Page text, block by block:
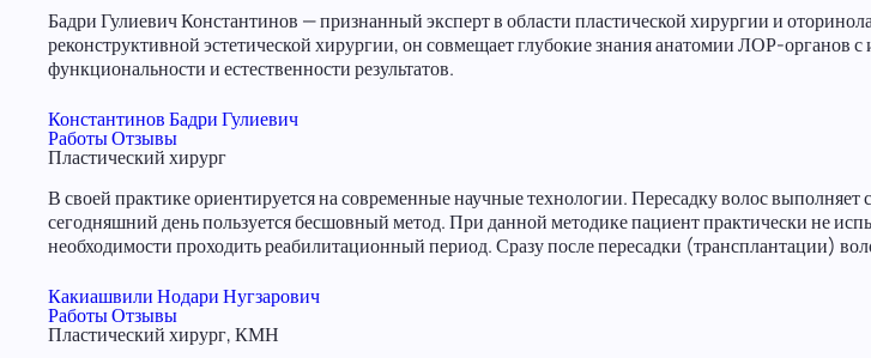
Бадри Гулиевич Константинов — признанный эксперт в области пластической хирургии и
реконструктивной эстетической хирургии, он совмещает глубокие знания анатомии ЛОР-
функциональности и естественности результатов.
Константинов Бадри Гулиевич
РаботыОтзывы
Пластический хирург
В своей практике ориентируется на современные научные технологии. Пересадку волос
сегодняшний день пользуется бесшовный метод. При данной методике пациент практически не
необходимости проходить реабилитационный период. Сразу после пересадки (трансплантации)
Какиашвили Нодари Нугзарович
РаботыОтзывы
Пластический хирург, КМН